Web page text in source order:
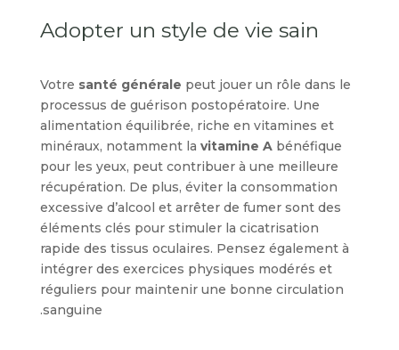
Adopter un style de vie sain
Votre santé générale peut jouer un rôle dans le
processus de guérison postopératoire. Une
alimentation équilibrée, riche en vitamines et
minéraux, notamment la vitamine Abénéfique
pour les yeux, peut contribuer à une meilleure
récupération. De plus, éviter la consommation
excessive d’alcool et arrêter de fumer sont des
éléments clés pour stimuler la cicatrisation
rapide des tissus oculaires. Pensez également à
intégrer des exercices physiques modérés et
réguliers pour maintenir une bonne circulation
sanguine.